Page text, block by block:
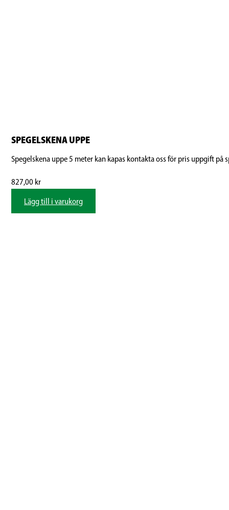
SPEGELSKENA UPPE
Spegelskena uppe 5 meter kan kapas kontakta oss för pris uppgift på
827,00 kr
Lägg till i varukorg